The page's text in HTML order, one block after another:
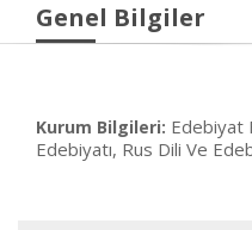
Genel Bilgiler
Kurum Bilgileri: Edebiyat
Edebiyatı, Rus Dili Ve